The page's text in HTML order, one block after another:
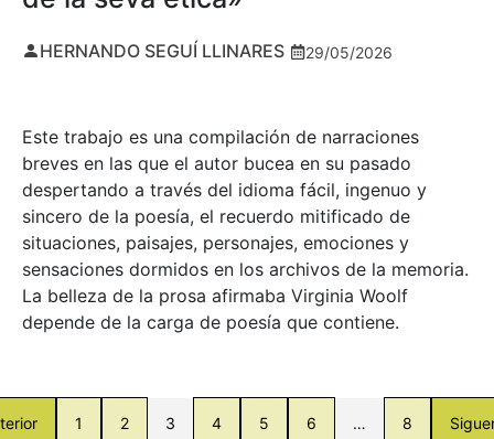
HERNANDO SEGUÍ LLINARES 29/05/2026
Este trabajo es una compilación de narraciones
breves en las que el autor bucea en su pasado
despertando a través del idioma fácil, ingenuo y
sincero de la poesía, el recuerdo mitificado de
situaciones, paisajes, personajes, emociones y
sensaciones dormidos en los archivos de la memoria.
La belleza de la prosa afirmaba Virginia Woolf
depende de la carga de poesía que contiene.
1 2 3 4 5 6 … 8